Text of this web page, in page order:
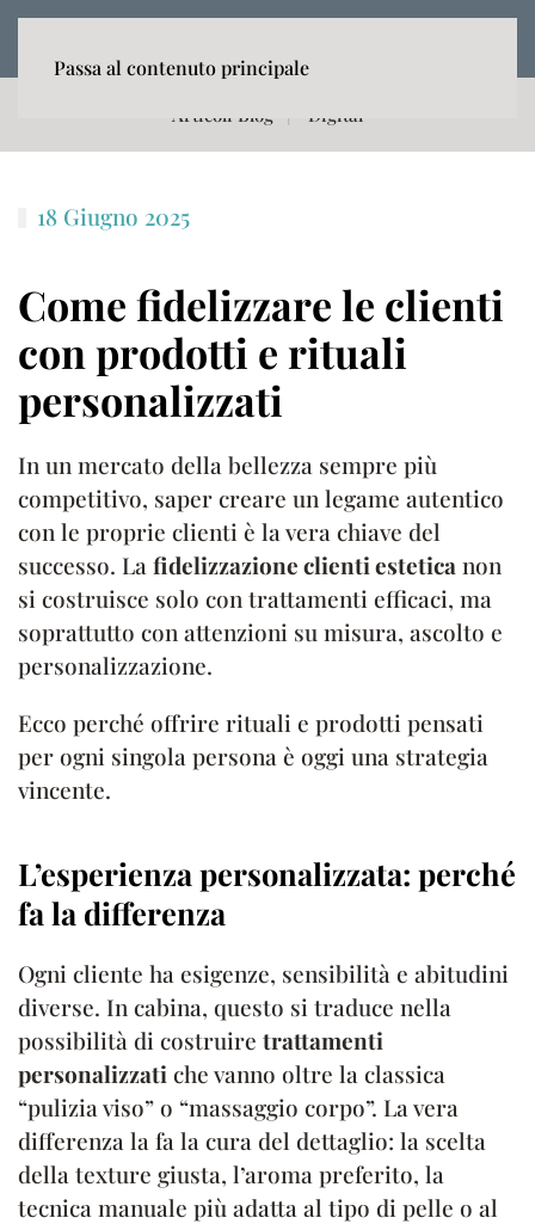
Passa al contenuto principale
Articoli Blog Digital
18 Giugno 2025
Come fidelizzare le clienti
con prodotti e rituali
personalizzati
In un mercato della bellezza sempre più
competitivo, saper creare un legame autentico
con le proprie clienti è la vera chiave del
successo. La fidelizzazione clienti estetica non
si costruisce solo con trattamenti efficaci, ma
soprattutto con attenzioni su misura, ascolto e
personalizzazione.
Ecco perché offrire rituali e prodotti pensati
per ogni singola persona è oggi una strategia
vincente.
L’esperienza personalizzata: perché
fa la differenza
Ogni cliente ha esigenze, sensibilità e abitudini
diverse. In cabina, questo si traduce nella
possibilità di costruire trattamenti
personalizzati che vanno oltre la classica
“pulizia viso” o “massaggio corpo”. La vera
differenza la fa la cura del dettaglio: la scelta
della texture giusta, l’aroma preferito, la
tecnica manuale più adatta al tipo di pelle o al